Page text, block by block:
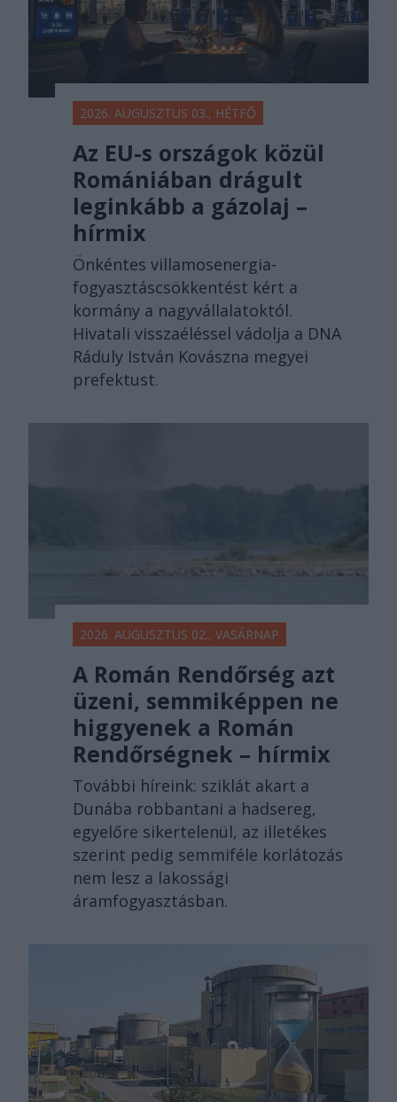
2026. AUGUSZTUS 03., HÉTFŐ
Az EU-s országok közül
Romániában drágult
leginkább a gázolaj –
hírmix
Önkéntes villamosenergia-
fogyasztáscsökkentést kért a
kormány a nagyvállalatoktól.
Hivatali visszaéléssel vádolja a DNA
Ráduly István Kovászna megyei
prefektust.
2026. AUGUSZTUS 02., VASÁRNAP
A Román Rendőrség azt
üzeni, semmiképpen ne
higgyenek a Román
Rendőrségnek – hírmix
További híreink: sziklát akart a
Dunába robbantani a hadsereg,
egyelőre sikertelenül, az illetékes
szerint pedig semmiféle korlátozás
nem lesz a lakossági
áramfogyasztásban.